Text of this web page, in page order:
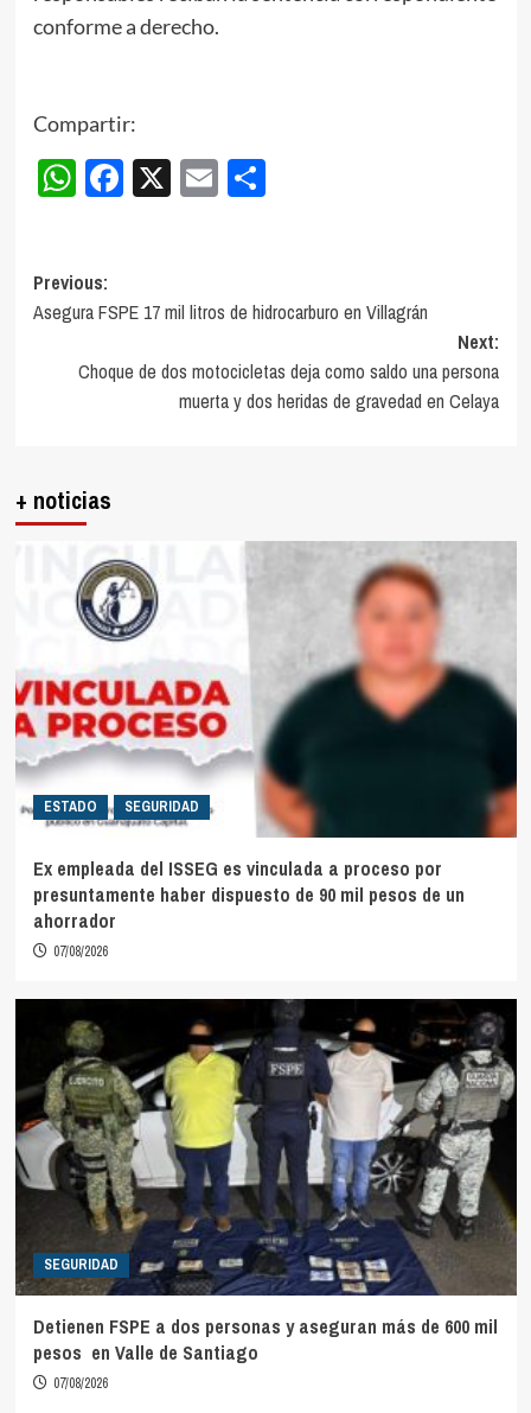
conforme a derecho.
Compartir:
WhatsApp
Facebook
X EmailCompartir
Post
navigation
Previous:
Asegura FSPE 17 mil litros de hidrocarburo en Villagrán
Next:
Choque de dos motocicletas deja como saldo una persona
muerta y dos heridas de gravedad en Celaya
+ noticias
ESTADO SEGURIDAD
Ex empleada del ISSEG es vinculada a proceso por
presuntamente haber dispuesto de 90 mil pesos de un
ahorrador
07/08/2026
SEGURIDAD
Detienen FSPE a dos personas y aseguran más de 600 mil
pesos en Valle de Santiago
07/08/2026